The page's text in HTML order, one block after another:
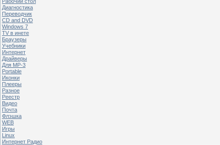
Диагностика
Переводчик
CD and DVD
Windows 7
TV в инете
Браузеры
Учебники
Интернет
Драйверы
Для MP-3
Portable
Иконки
Плееры
Разное
Реестр
Видео
Почта
Флэшка
WEB
Игры
Linux
Интернет Радио